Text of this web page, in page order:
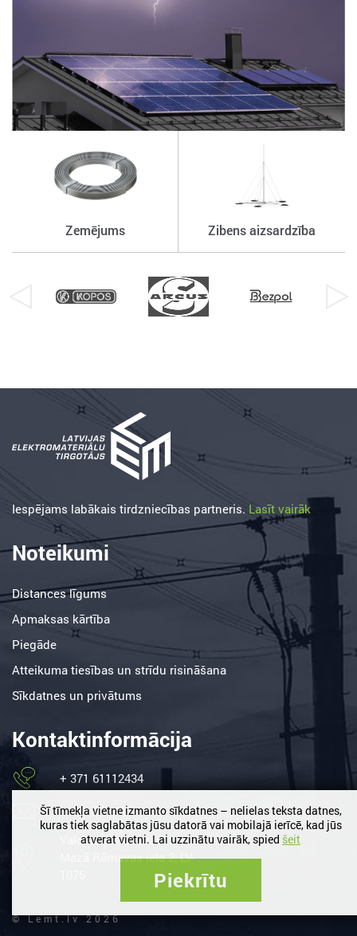
Zemējums Zibens aizsardzība
Iespējams labākais tirdzniecības partneris. Lasīt vairāk
Noteikumi
Distances līgums
Apmaksas kārtība
Piegāde
Atteikuma tiesības un strīdu risināšana
Sīkdatnes un privātums
Kontaktinformācija
+ 371 61112434
birojs@lemt.lv
Valdlauči, Ķekavas nov. /
Mazā Rāmavas iela 2, LV-
© Lemt.lv 2026
Šī tīmekļa vietne izmanto sīkdatnes – nelielas teksta datnes,
kuras tiek saglabātas jūsu datorā vai mobilajā ierīcē, kad jūs
atverat vietni. Lai uzzinātu vairāk, spied šeit
Piekrītu